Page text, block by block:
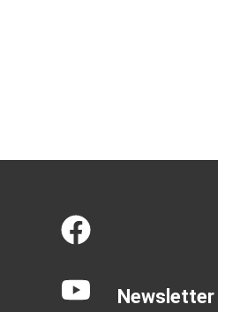
Home
FuerzasNewsletter